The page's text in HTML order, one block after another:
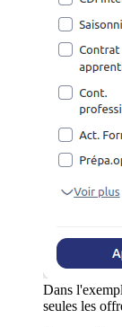
Dans
seules les